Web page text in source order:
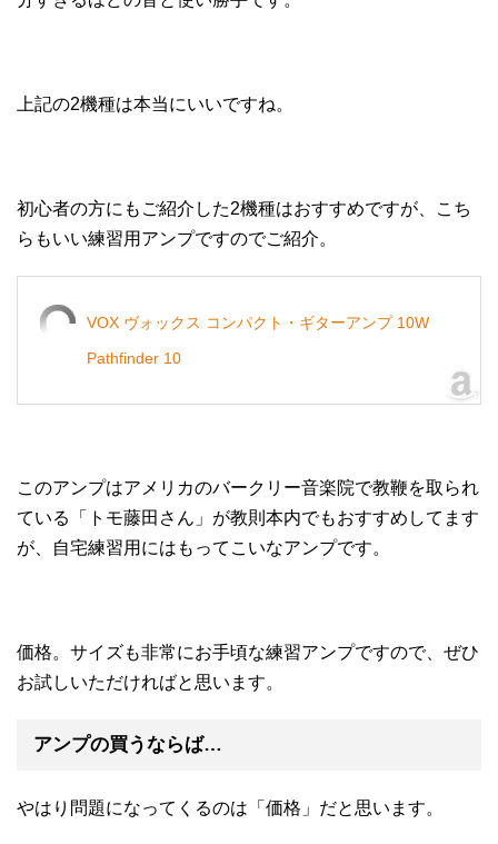
上記の2機種は本当にいいですね。
初心者の方にもご紹介した2機種はおすすめですが、こち
らもいい練習用アンプですのでご紹介。
VOX ヴォックス コンパクト・ギターアンプ 10W
Pathfinder 10
このアンプはアメリカのバークリー音楽院で教鞭を取られ
ている「トモ藤田さん」が教則本内でもおすすめしてます
が、自宅練習用にはもってこいなアンプです。
価格。サイズも非常にお手頃な練習アンプですので、ぜひ
お試しいただければと思います。
アンプの買うならば…
やはり問題になってくるのは「価格」だと思います。